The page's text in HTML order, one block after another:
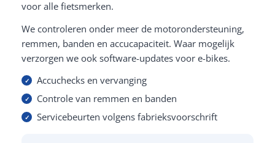
voor alle fietsmerken.
We controleren onder meer de motorondersteuning,
remmen, banden en accucapaciteit. Waar mogelijk
verzorgen we ook software-updates voor e-bikes.
Accuchecks en vervanging
Controle van remmen en banden
Servicebeurten volgens fabrieksvoorschrift